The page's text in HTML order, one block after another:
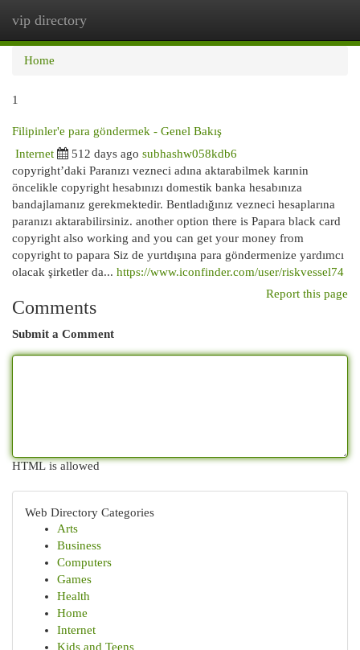
vip directory
Home
1
Filipinler'e para göndermek - Genel Bakış
Internet 512 days ago subhashw058kdb6
copyright’daki Paranızı vezneci adına aktarabilmek karınin
öncelikle copyright hesabınızı domestik banka hesabınıza
bandajlamanız gerekmektedir. Bentladığınız vezneci hesaplarına
paranızı aktarabilirsiniz. another option there is Papara black card
copyright also working and you can get your money from
copyright to papara Siz de yurtdışına para göndermenize yardımcı
olacak şirketler da... https://www.iconfinder.com/user/riskvessel74
Report this page
Comments
Submit a Comment
HTML is allowed
Web Directory Categories
Arts
Business
Computers
Games
Health
Home
Internet
Kids and Teens